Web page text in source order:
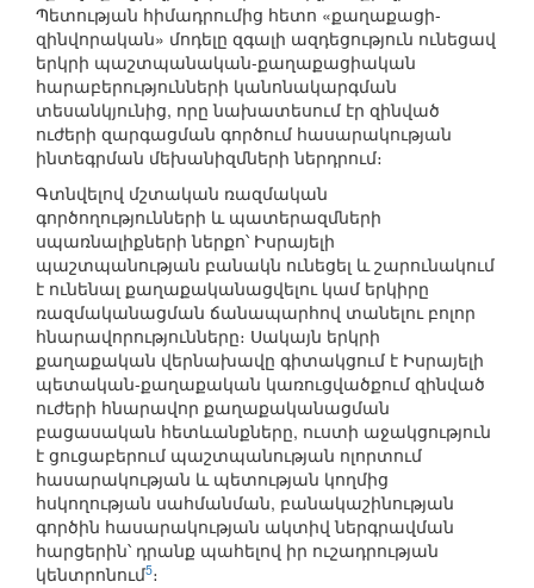
Պետության հիմադրումից հետո «քաղաքացի-
զինվորական» մոդելը զգալի ազդեցություն ունեցավ
երկրի պաշտպանական-քաղաքացիական
հարաբերությունների կանոնակարգման
տեսանկյունից, որը նախատեսում էր զինված
ուժերի զարգացման գործում հասարակության
ինտեգրման մեխանիզմների ներդրում։
Գտնվելով մշտական ռազմական
գործողությունների և պատերազմների
սպառնալիքների ներքո՝ Իսրայելի
պաշտպանության բանակն ունեցել և շարունակում
է ունենալ քաղաքականացվելու կամ երկիրը
ռազմականացման ճանապարհով տանելու բոլոր
հնարավորությունները։ Սակայն երկրի
քաղաքական վերնախավը գիտակցում է Իսրայելի
պետական-քաղաքական կառուցվածքում զինված
ուժերի հնարավոր քաղաքականացման
բացասական հետևանքները, ուստի աջակցություն
է ցուցաբերում պաշտպանության ոլորտում
հասարակության և պետության կողմից
հսկողության սահմանման, բանակաշինության
գործին հասարակության ակտիվ ներգրավման
հարցերին՝ դրանք պահելով իր ուշադրության
կենտրոնում5։